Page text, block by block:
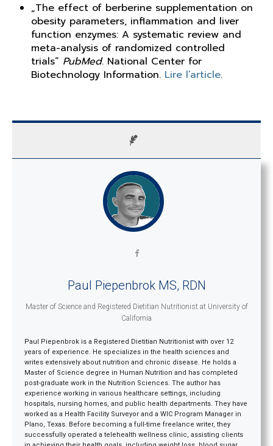
„The effect of berberine supplementation on
obesity parameters, inflammation and liver
function enzymes: A systematic review and
meta-analysis of randomized controlled
trials“ PubMed. National Center for
Biotechnology Information. Lire l’article.
Paul Piepenbrok MS, RDN
Master of Science and Registered Dietitian Nutritionist at University of
California
Paul Piepenbrok is a Registered Dietitian Nutritionist with over 12
years of experience. He specializes in the health sciences and
writes extensively about nutrition and chronic disease. He holds a
Master of Science degree in Human Nutrition and has completed
post-graduate work in the Nutrition Sciences. The author has
experience working in various healthcare settings, including
hospitals, nursing homes, and public health departments. They have
worked as a Health Facility Surveyor and a WIC Program Manager in
Plano, Texas. Before becoming a full-time freelance writer, they
successfully operated a telehealth wellness clinic, assisting clients